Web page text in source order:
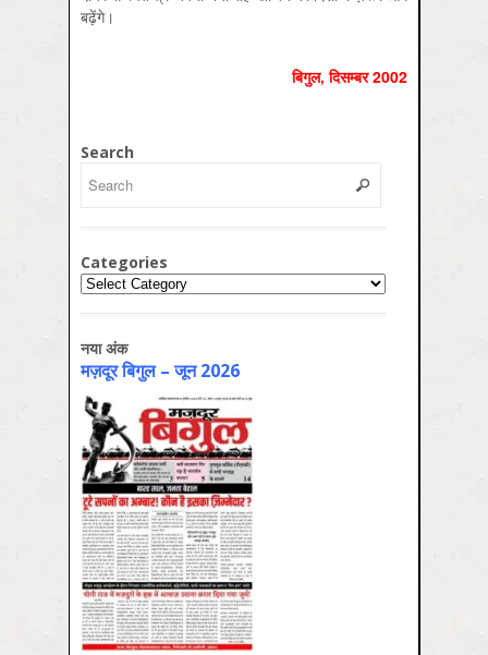
बढ़ेंगे।
बिगुल, दिसम्बर 2002
Search
Categories
Categories
नया अंक
मज़दूर बिगुल – जून 2026